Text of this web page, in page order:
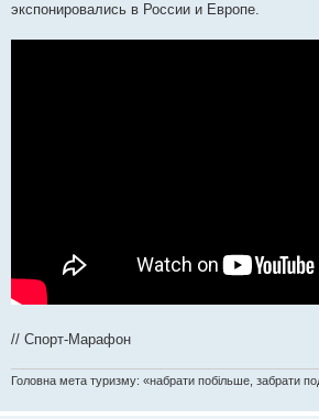
экспонировались в России и Европе.
// Спорт-Марафон
Головна мета туризму: «набрати побільше, забрати